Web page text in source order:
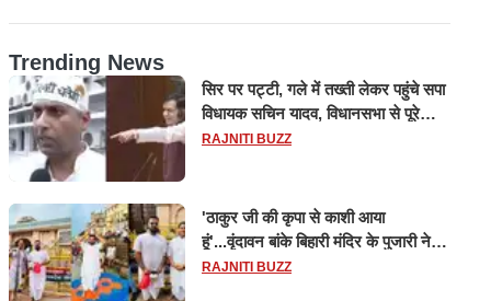
Trending News
सिर पर पट्टी, गले में तख्ती लेकर पहुंचे सपा
विधायक सचिन यादव, विधानसभा से पूरे
मानसून सत्र के लिए किया गया निलंबित
RAJNITI BUZZ
'ठाकुर जी की कृपा से काशी आया
हूं'...वृंदावन बांके बिहारी मंदिर के पुजारी ने
किया श्री काशी विश्वनाथ का जलाभिषेक
RAJNITI BUZZ